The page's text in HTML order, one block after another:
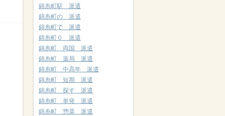
錦糸町駅 派遣
錦糸町の 派遣
錦糸町で 派遣
錦糸町０ 派遣
錦糸町 両国 派遣
錦糸町 薬局 派遣
錦糸町 中高年 派遣
錦糸町 短期 派遣
錦糸町 探す 派遣
錦糸町 単発 派遣
錦糸町 惣菜 派遣